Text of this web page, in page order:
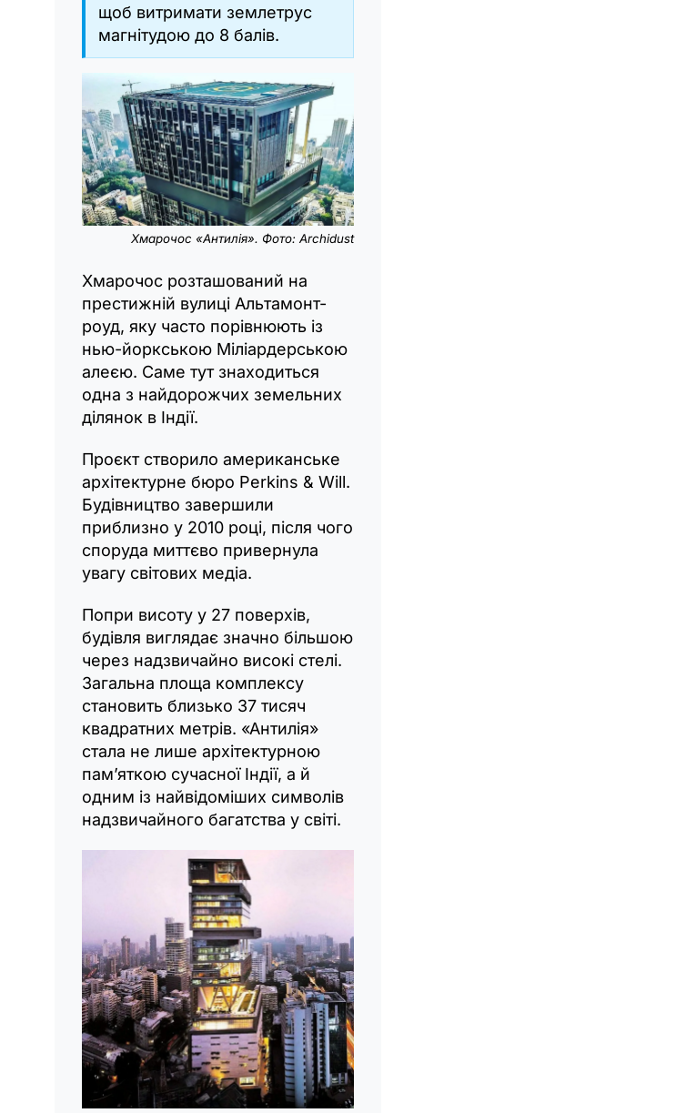
щоб витримати землетрус
магнітудою до 8 балів.
Хмарочос «Антилія». Фото: Archidust
Хмарочос розташований на
престижній вулиці Альтамонт-
роуд, яку часто порівнюють із
нью-йоркською Міліардерською
алеєю. Саме тут знаходиться
одна з найдорожчих земельних
ділянок в Індії.
Проєкт створило американське
архітектурне бюро Perkins & Will.
Будівництво завершили
приблизно у 2010 році, після чого
споруда миттєво привернула
увагу світових медіа.
Попри висоту у 27 поверхів,
будівля виглядає значно більшою
через надзвичайно високі стелі.
Загальна площа комплексу
становить близько 37 тисяч
квадратних метрів. «Антилія»
стала не лише архітектурною
пам’яткою сучасної Індії, а й
одним із найвідоміших символів
надзвичайного багатства у світі.